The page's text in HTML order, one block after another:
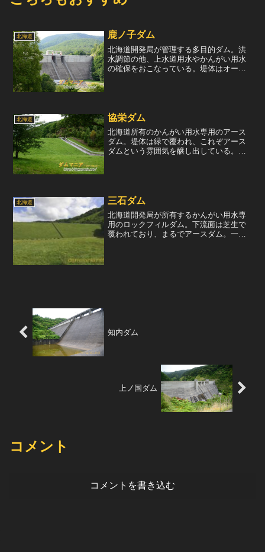
北海道 鹿ノ子ダム
北海道開発局が管理する多目的ダム。洪
水調節の他、上水道用水やかんがい用水
の確保をおこなっている。堤体はオーソ
北海道 協栄ダム
北海道所有のかんがい用水専用のアース
ダム。堤体は緑で覆われ、これぞアース
ダムという雰囲気を醸し出している。天
北海道 三石ダム
北海道開発局が所有するかんがい用水専
用のロックフィルダム。下流面は芝生で
覆われており、まるでアースダム。一
知内ダム
上ノ国ダム
コメント
コメントを書き込む